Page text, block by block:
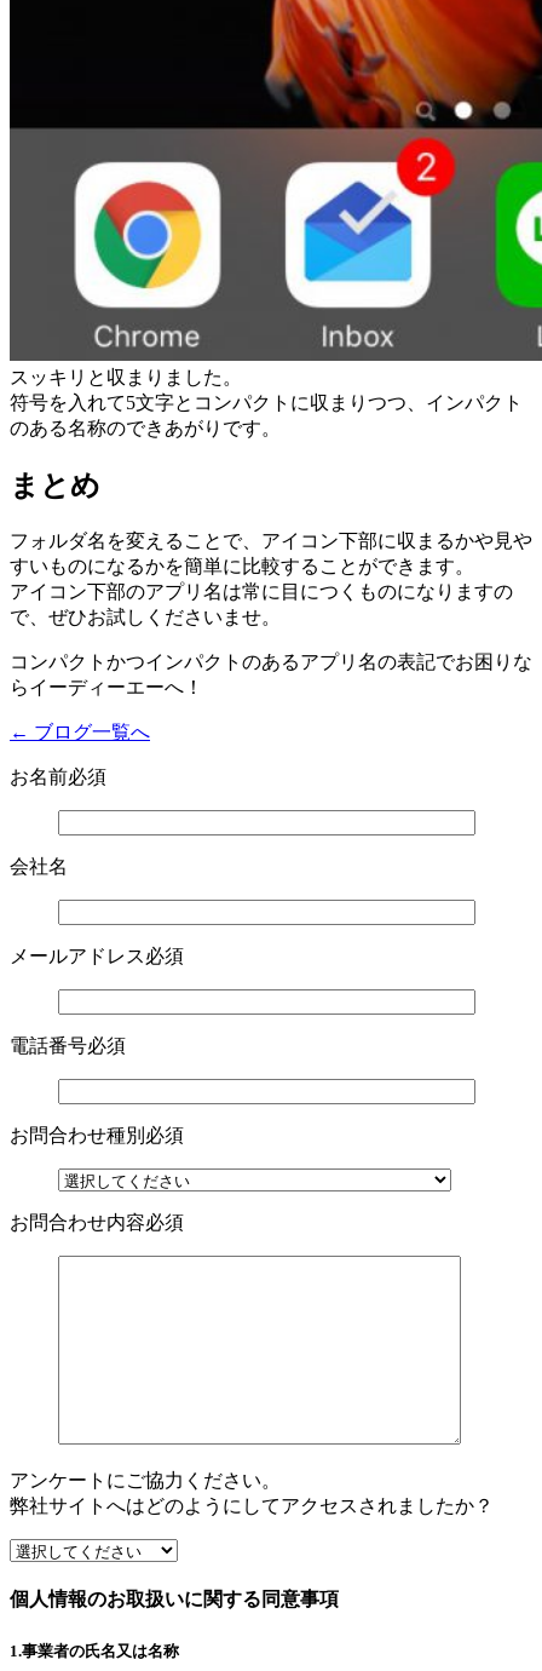
スッキリと収まりました。
符号を入れて5文字とコンパクトに収まりつつ、インパクト
のある名称のできあがりです。
まとめ
フォルダ名を変えることで、アイコン下部に収まるかや見や
すいものになるかを簡単に比較することができます。
アイコン下部のアプリ名は常に目につくものになりますの
で、ぜひお試しくださいませ。
コンパクトかつインパクトのあるアプリ名の表記でお困りな
らイーディーエーへ！
← ブログ一覧へ
お名前必須
会社名
メールアドレス必須
電話番号必須
お問合わせ種別 必須
お問合わせ内容必須
アンケートにご協力ください。
弊社サイトへはどのようにしてアクセスされましたか？
個人情報のお取扱いに関する同意事項
1.事業者の氏名又は名称